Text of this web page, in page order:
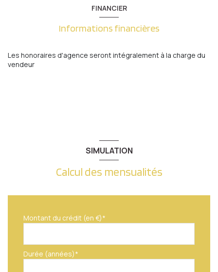
FINANCIER
Informations financières
Les honoraires d'agence seront intégralement à la charge du
vendeur
SIMULATION
Calcul des mensualités
Montant du crédit (en €)*
Durée (années)*